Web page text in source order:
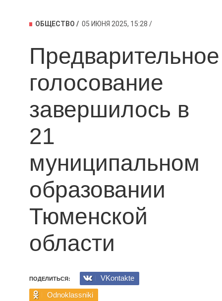
ОБЩЕСТВО 05 ИЮНЯ 2025, 15:28
Предварительное
голосование
завершилось в
21
муниципальном
образовании
Тюменской
области
ПОДЕЛИТЬСЯ:
VKontakte
Odnoklassniki